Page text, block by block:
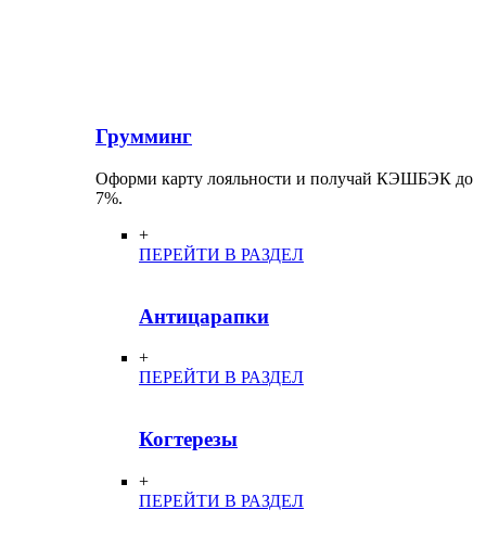
Грумминг
Оформи карту лояльности и получай КЭШБЭК до
7%.
+
ПЕРЕЙТИ В РАЗДЕЛ
Антицарапки
+
ПЕРЕЙТИ В РАЗДЕЛ
Когтерезы
+
ПЕРЕЙТИ В РАЗДЕЛ